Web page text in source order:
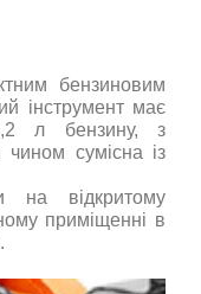
бензиновим
інструмент має
л бензину, з
сумісна із
на відкритому
приміщенні в